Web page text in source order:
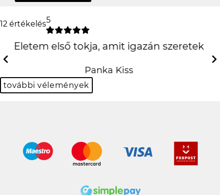
12 értékelés5
Elképesztően jó lett, köszönöm
Kinga Borsos-Kuti
Previous
további vélemények